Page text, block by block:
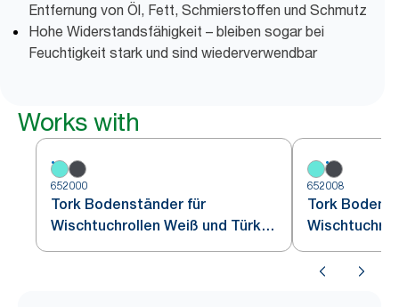
Entfernung von Öl, Fett, Schmierstoffen und Schmutz
Hohe Widerstandsfähigkeit – bleiben sogar bei
Feuchtigkeit stark und sind wiederverwendbar
Works with
652000
Tork Bodenständer für
Wischtuchrollen Weiß und Türkis
W1
652008
Tork
Schwarz W1